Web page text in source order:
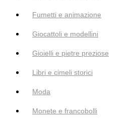
Fumetti e animazione
Giocattoli e modellini
Gioielli e pietre preziose
Libri e cimeli storici
Moda
Monete e francobolli